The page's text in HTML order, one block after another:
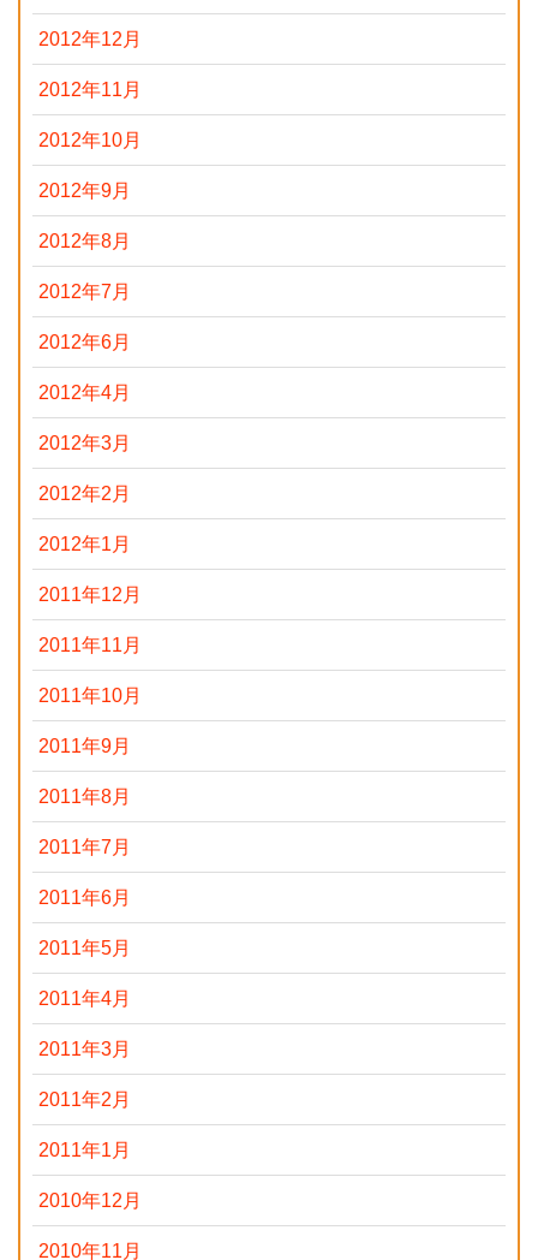
2012年12月
2012年11月
2012年10月
2012年9月
2012年8月
2012年7月
2012年6月
2012年4月
2012年3月
2012年2月
2012年1月
2011年12月
2011年11月
2011年10月
2011年9月
2011年8月
2011年7月
2011年6月
2011年5月
2011年4月
2011年3月
2011年2月
2011年1月
2010年12月
2010年11月